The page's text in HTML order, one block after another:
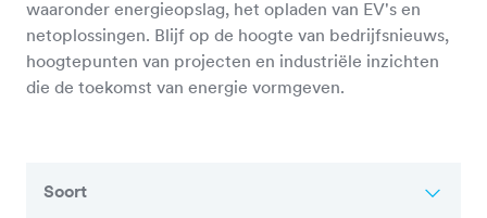
waaronder energieopslag, het opladen van EV's en
netoplossingen. Blijf op de hoogte van bedrijfsnieuws,
hoogtepunten van projecten en industriële inzichten
die de toekomst van energie vormgeven.
Soort